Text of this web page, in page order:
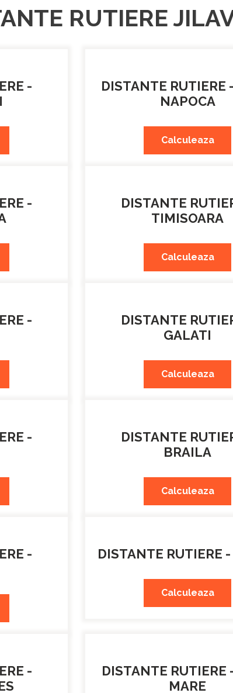
RUTIERE
-
DISTANTE RUTIERE
NAPOCA
Calculeaza
-
DISTANTE
TIMISOARA
Calculeaza
-
DISTANTE
GALATI
Calculeaza
-
DISTANTE
BRAILA
Calculeaza
-
DISTANTE RUTIERE -
Calculeaza
-
DISTANTE RUTIERE
MARE